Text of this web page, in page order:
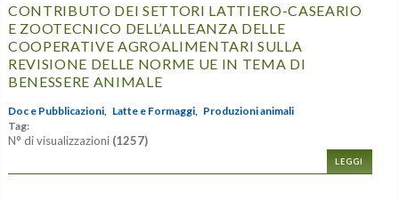
CONTRIBUTO DEI SETTORI LATTIERO-CASEARIO
E ZOOTECNICO DELL’ALLEANZA DELLE
COOPERATIVE AGROALIMENTARI SULLA
REVISIONE DELLE NORME UE IN TEMA DI
BENESSERE ANIMALE
Doc e Pubblicazioni, Latte e Formaggi,
Produzioni animali
Tag:
N° di visualizzazioni (1257)
LEGGI